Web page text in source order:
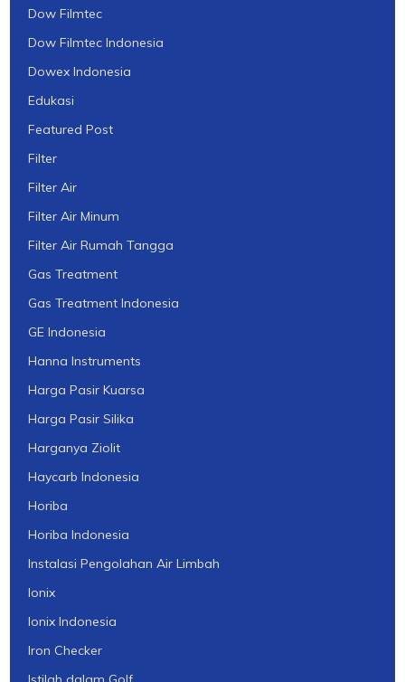
Dow Filmtec
Dow Filmtec Indonesia
Dowex Indonesia
Edukasi
Featured Post
Filter
Filter Air
Filter Air Minum
Filter Air Rumah Tangga
Gas Treatment
Gas Treatment Indonesia
GE Indonesia
Hanna Instruments
Harga Pasir Kuarsa
Harga Pasir Silika
Harganya Ziolit
Haycarb Indonesia
Horiba
Horiba Indonesia
Instalasi Pengolahan Air Limbah
Ionix
Ionix Indonesia
Iron Checker